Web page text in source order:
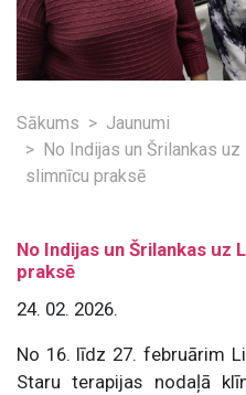
Sākums
Jaunumi
No Indijas un Šrilankas
slimnīcu praksē
No Indijas un Šrilankas uz
praksē
24. 02. 2026.
No 16. līdz 27. februārim
Staru terapijas nodaļā